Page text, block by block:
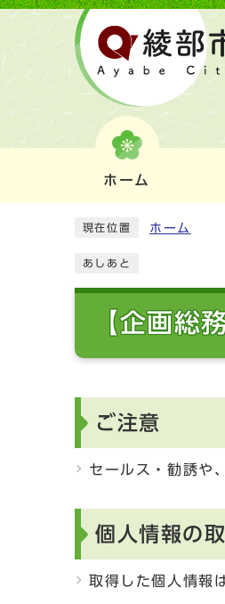
ホーム
現在位置 ホーム
あしあと
【企画総
ご注意
セールス・勧誘や
個人情報の
取得した個人情報